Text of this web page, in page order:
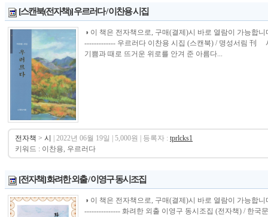
[스캔북(전자책)] 우르러다 / 이찬용 시집
◑ 이 책은 전자책으로, 구매(결제)시 바로 열람이 가능합
------------- 우르러다 이찬용 시집 (스캔북) / 명성서림 刊
기쁨과 때로 뜨거운 위로를 안겨 준 아름다...
전자책 > 시 | 2022년 06월 19일 | 5,000원 | 등록자 : tprlcks1
키워드 : 이찬용, 우르러다
[전자책] 화려한 외출 / 이영구 동시조집
◑ 이 책은 전자책으로, 구매(결제)시 바로 열람이 가능합
--------------- 화려한 외출 이영구 동시조집 (전자책) / 한